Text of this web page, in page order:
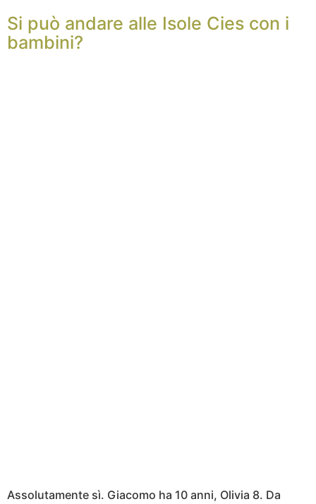
Si può andare alle Isole Cies con i
bambini?
Assolutamente sì. Giacomo ha 10 anni, Olivia 8. Da